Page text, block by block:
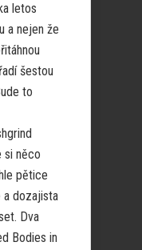
letos
a nejen že
šestou
to
si něco
pětice
a dozajista
Dva
Bodies in